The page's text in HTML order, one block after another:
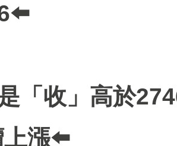
「收」高於
漲⬅️